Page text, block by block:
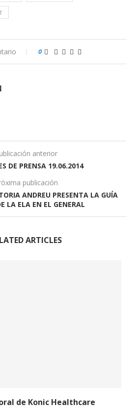
0
anterior
DE PRENSA 19.06.2014
publicación
ANDREU PRESENTA LA GUÍA
LA ELA EN EL GENERAL
ARTICLES
de Konic Healthcare